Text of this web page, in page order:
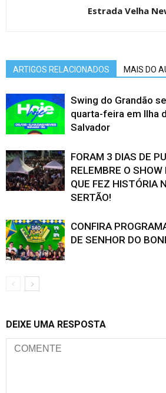
Estrada Velha
ARTIGOS RELACIONADOS MAIS DO
Swing do Grandão
quarta-feira em Ilha
Salvador
FORAM 3 DIAS DE
RELEMBRE O
QUE FEZ HISTÓRIA
SERTÃO!
CONFIRA
DE SENHOR DO
DEIXE UMA RESPOSTA